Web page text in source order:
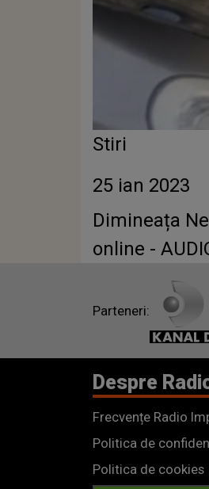
Stiri
25 ian 2023
Dimineața
online -
Parteneri:
Despre
Frecvențe Radio
Politica de
Politica de cookies